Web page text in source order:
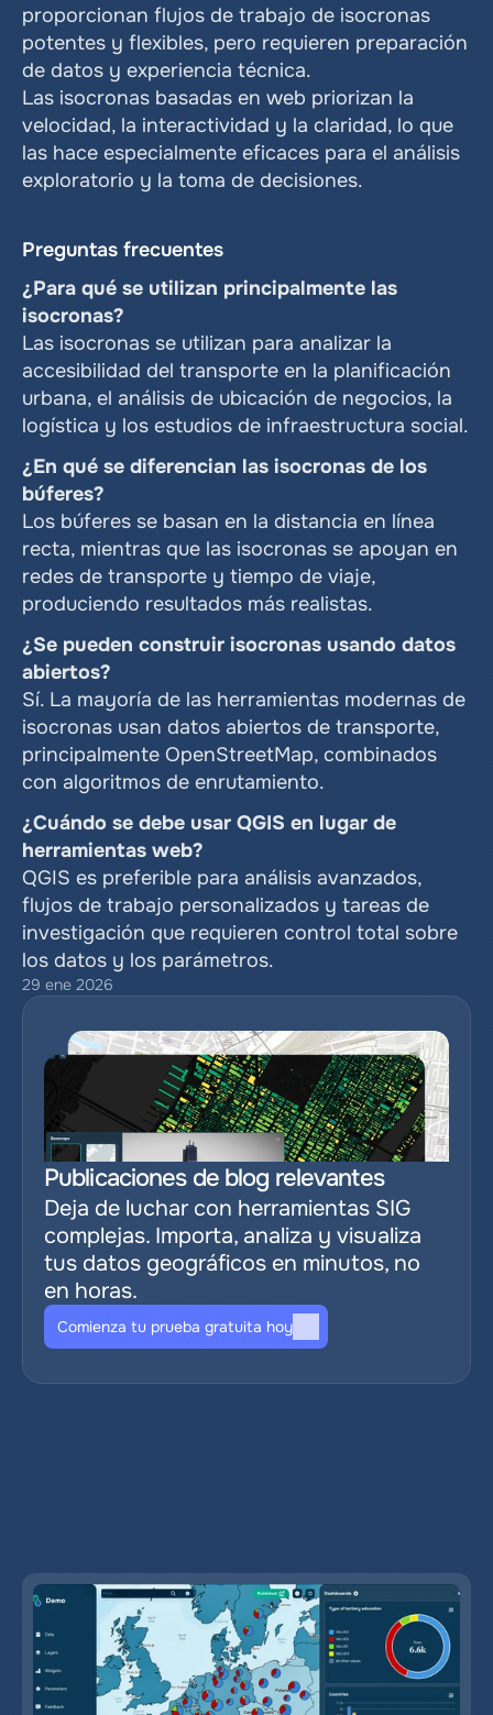
proporcionan flujos de trabajo de isocronas
potentes y flexibles, pero requieren preparación
de datos y experiencia técnica.
Las isocronas basadas en web priorizan la
velocidad, la interactividad y la claridad, lo que
las hace especialmente eficaces para el análisis
exploratorio y la toma de decisiones.
Preguntas frecuentes
¿Para qué se utilizan principalmente las
isocronas?
Las isocronas se utilizan para analizar la
accesibilidad del transporte en la planificación
urbana, el análisis de ubicación de negocios, la
logística y los estudios de infraestructura social.
¿En qué se diferencian las isocronas de los
búferes?
Los búferes se basan en la distancia en línea
recta, mientras que las isocronas se apoyan en
redes de transporte y tiempo de viaje,
produciendo resultados más realistas.
¿Se pueden construir isocronas usando datos
abiertos?
Sí. La mayoría de las herramientas modernas de
isocronas usan datos abiertos de transporte,
principalmente OpenStreetMap, combinados
con algoritmos de enrutamiento.
¿Cuándo se debe usar QGIS en lugar de
herramientas web?
QGIS es preferible para análisis avanzados,
flujos de trabajo personalizados y tareas de
investigación que requieren control total sobre
los datos y los parámetros.
29 ene 2026
Publicaciones de blog relevantes
Deja de luchar con herramientas SIG
complejas. Importa, analiza y visualiza
tus datos geográficos en minutos, no
en horas.
Comienza tu prueba gratuita hoy